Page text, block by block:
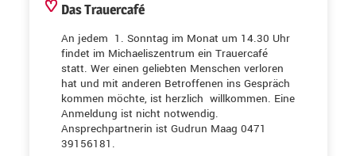
Das Trauercafé
An jedem 1. Sonntag im Monat um 14.30 Uhr
findet im Michaeliszentrum ein Trauercafé
statt. Wer einen geliebten Menschen verloren
hat und mit anderen Betroffenen ins Gespräch
kommen möchte, ist herzlich willkommen. Eine
Anmeldung ist nicht notwendig.
Ansprechpartnerin ist Gudrun Maag 0471
39156181.